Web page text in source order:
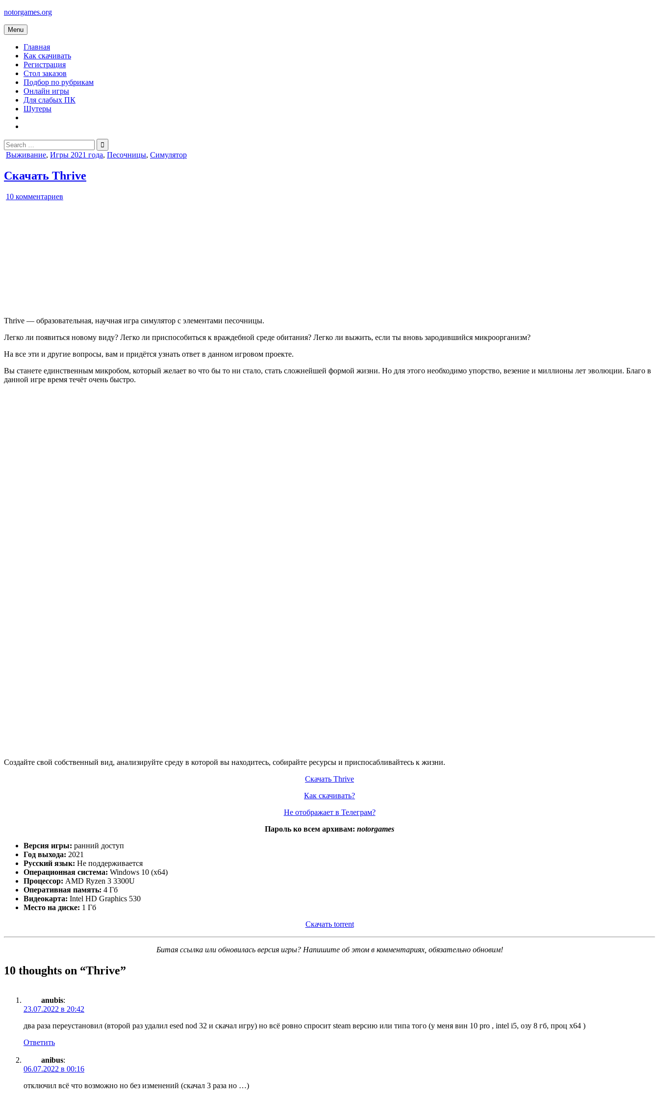
Skip
content
notorgames.org
Menu
Главная
Как скачивать
Регистрация
Стол заказов
Подбор по рубрикам
Онлайн игры
Для слабых ПК
Шутеры
Search
for:
Posted
Выживание, Игры 2021 года, Песочницы, Симулятор
Скачать Thrive
10 комментариев
Thrive — образовательная, научная игра симулятор с элементами песочницы.
Легко ли появиться новому виду? Легко ли приспособиться к враждебной среде обитания? Легко ли выжить, если ты вновь зародившийся микроорганизм?
На все эти и другие вопросы, вам и придётся узнать ответ в данном игровом проекте.
Вы станете единственным микробом, который желает во что бы то ни стало, стать сложнейшей формой жизни. Но для этого необходимо упорство, везение и миллионы лет эволюции. Благо в
данной игре время течёт очень быстро.
Создайте свой собственный вид, анализируйте среду в которой вы находитесь, собирайте ресурсы и приспосабливайтесь к жизни.
Скачать Thrive
Как скачивать?
Не отображает в Телеграм?
Пароль ко всем архивам: notorgames
Версия игры: ранний доступ
Год выхода: 2021
Русский язык: Не поддерживается
Операционная система: Windows 10 (x64)
Процессор: AMD Ryzen 3 3300U
Оперативная память: 4 Гб
Видеокарта: Intel HD Graphics 530
Место на диске: 1 Гб
Скачать torrent
Битая ссылка или обновилась версия игры? Напишите об этом в комментариях, обязательно обновим!
10 thoughts on “Thrive”
anubis:
23.07.2022 в 20:42
два раза переустановил (второй раз удалил esed nod 32 и скачал игру) но всё ровно спросит steam версию или типа того (у меня вин 10 pro , intel i5, озу 8 гб, проц х64 )
Ответить
anibus:
06.07.2022 в 00:16
отключил всё что возможно но без изменений (скачал 3 раза но …)